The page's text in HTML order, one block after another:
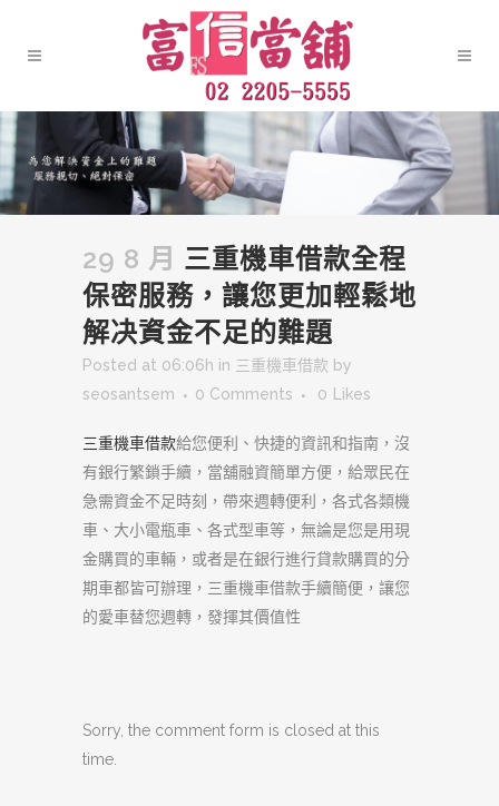
29 8 月 三重機車借款全程
保密服務，讓您更加輕鬆地
解决資金不足的難題
Posted at 06:06h in 三重機車借款 by
seosantsem
0 Comments 0 Likes
三重機車借款給您便利、快捷的資訊和指南，沒
有銀行繁鎖手續，當舖融資簡單方便，給眾民在
急需資金不足時刻，帶來週轉便利，各式各類機
車、大小電瓶車、各式型車等，無論是您是用現
金購買的車輛，或者是在銀行進行貸款購買的分
期車都皆可辦理，三重機車借款手續簡便，讓您
的愛車替您週轉，發揮其價值性
Sorry, the comment form is closed at this
time.